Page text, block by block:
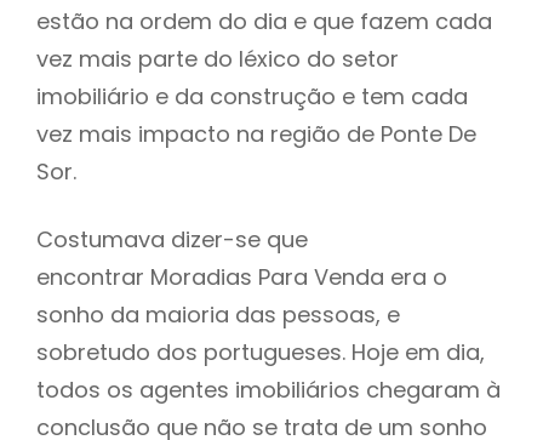
estão na ordem do dia e que fazem cada
vez mais parte do léxico do setor
imobiliário e da construção e tem cada
vez mais impacto na região de Ponte De
Sor.
Costumava dizer-se que
encontrar Moradias Para Venda era o
sonho da maioria das pessoas, e
sobretudo dos portugueses. Hoje em dia,
todos os agentes imobiliários chegaram à
conclusão que não se trata de um sonho